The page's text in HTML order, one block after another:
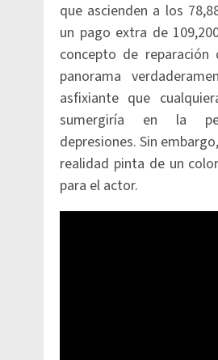
que ascienden a los
un pago extra de
concepto de reparación
panorama
asfixiante que
sumergiría en la
depresiones. Sin
realidad pinta de un
para el actor.